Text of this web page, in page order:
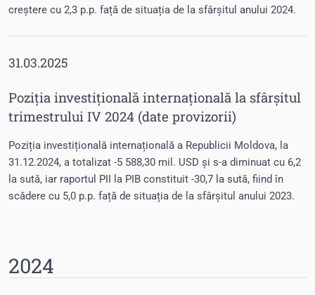
creștere cu 2,3 p.p. față de situația de la sfârșitul anului 2024.
31.03.2025
Poziția investițională internațională la sfârșitul
trimestrului IV 2024 (date provizorii)
Poziția investițională internațională a Republicii Moldova, la
31.12.2024, a totalizat -5 588,30 mil. USD și s-a diminuat cu 6,2
la sută, iar raportul PII la PIB constituit -30,7 la sută, fiind în
scădere cu 5,0 p.p. față de situația de la sfârșitul anului 2023.
2024